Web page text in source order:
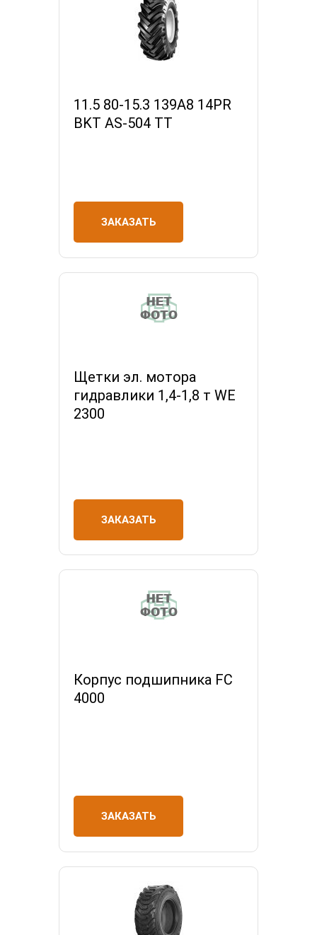
11.5 80-15.3 139A8 14PR
BKT AS-504 TT
ЗАКАЗАТЬ
Щетки эл. мотора
гидравлики 1,4-1,8 т WE
2300
ЗАКАЗАТЬ
Корпус подшипника FC
4000
ЗАКАЗАТЬ